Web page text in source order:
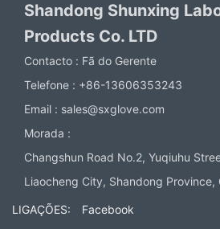
Shandong Shunxing
Products Co. LTD
Contacto : Fã do Gerente
Telefone : +86-13606353243
Email : sales@sxglove.com
Morada :
Changshun Road No.2, Yuqiuhu
Liaocheng City, Shandong Province,
LIGAÇÕES: Facebook